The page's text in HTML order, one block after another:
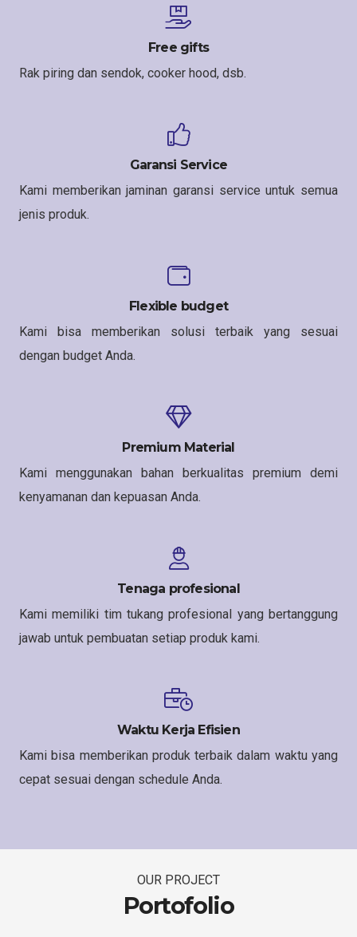
Free gifts
Rak piring dan sendok, cooker hood, dsb.
Garansi Service
Kami memberikan jaminan garansi service untuk semua
jenis produk.
Flexible budget
Kami bisa memberikan solusi terbaik yang sesuai
dengan budget Anda.
Premium Material
Kami menggunakan bahan berkualitas premium demi
kenyamanan dan kepuasan Anda.
Tenaga profesional
Kami memiliki tim tukang profesional yang bertanggung
jawab untuk pembuatan setiap produk kami.
Waktu Kerja Efisien
Kami bisa memberikan produk terbaik dalam waktu yang
cepat sesuai dengan schedule Anda.
OUR PROJECT
Portofolio